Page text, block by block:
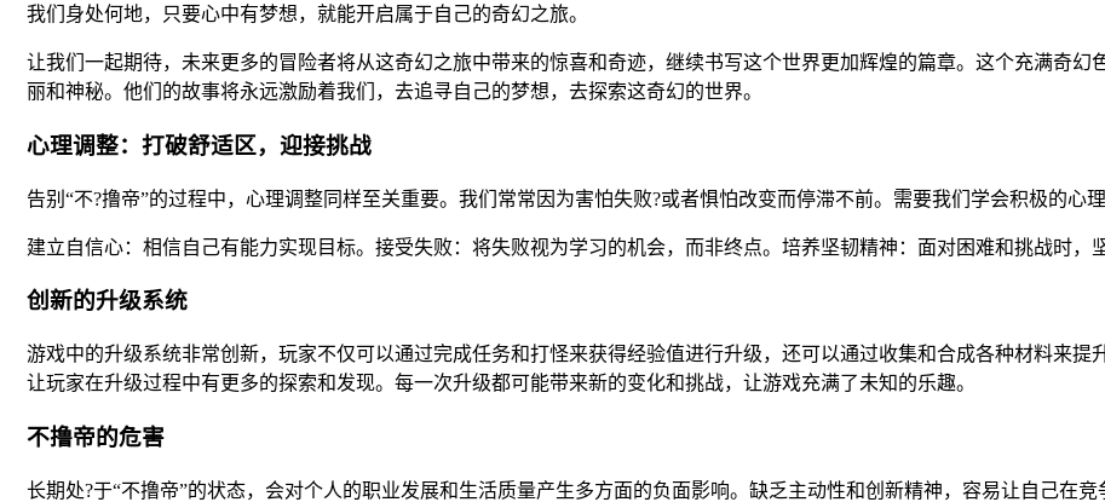
我们身处何地，只要心中有梦想，就能开启属于自己的奇幻之旅。
让我们一起期待，未来更多的冒险者将从这奇幻之旅中带来的惊喜和奇迹，继续书写这个世界更加辉煌的篇章。这个充满奇
丽和神秘。他们的故事将永远激励着我们，去追寻自己的梦想，去探索这奇幻的世界。
心理调整：打破舒适区，迎接挑战
告别“不?撸帝”的过程中，心理调整同样至关重要。我们常常因为害怕失败?或者惧怕改变而停滞不前。需要我们学会积极的心理
建立自信心：相信自己有能力实现目标。接受失败：将失败视为学习的机会，而非终点。培养坚韧精神：面对困难和挑战时，
创新的升级系统
游戏中的升级系统非常创新，玩家不仅可以通过完成任务和打怪来获得经验值进行升级，还可以通过收集和合成各种材料来提
让玩家在升级过程中有更多的探索和发现。每一次升级都可能带来新的变化和挑战，让游戏充满了未知的乐趣。
不撸帝的危害
长期处?于“不撸帝”的状态，会对个人的职业发展和生活质量产生多方面的负面影响。缺乏主动性和创新精神，容易让自己在